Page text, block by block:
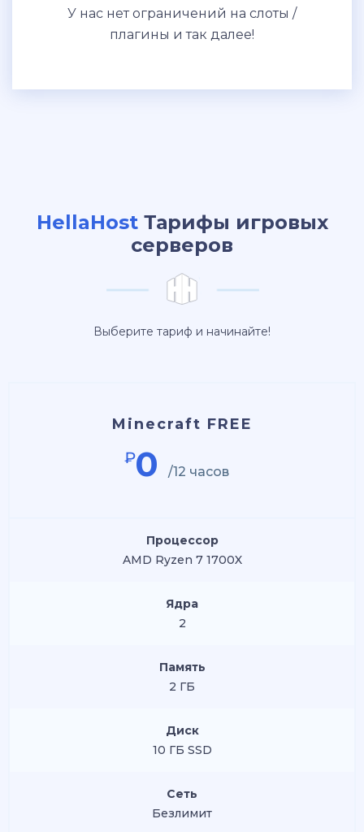
У нас нет ограничений на слоты /
плагины и так далее!
HellaHostТарифы игровых
серверов
Выберите тариф и начинайте!
Minecraft FREE
₽0 /12 часов
Процессор
AMD Ryzen 7 1700X
Ядра
2
Память
2 ГБ
Диск
10 ГБ SSD
Сеть
Безлимит